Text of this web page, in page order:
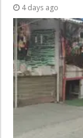
4 days ago